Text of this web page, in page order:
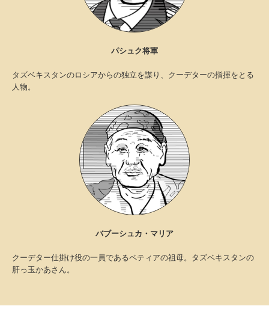
パシュク将軍
タズベキスタンのロシアからの独立を謀り、クーデターの指揮をとる
人物。
バブーシュカ・マリア
クーデター仕掛け役の一員であるペティアの祖母。タズベキスタンの
肝っ玉かあさん。